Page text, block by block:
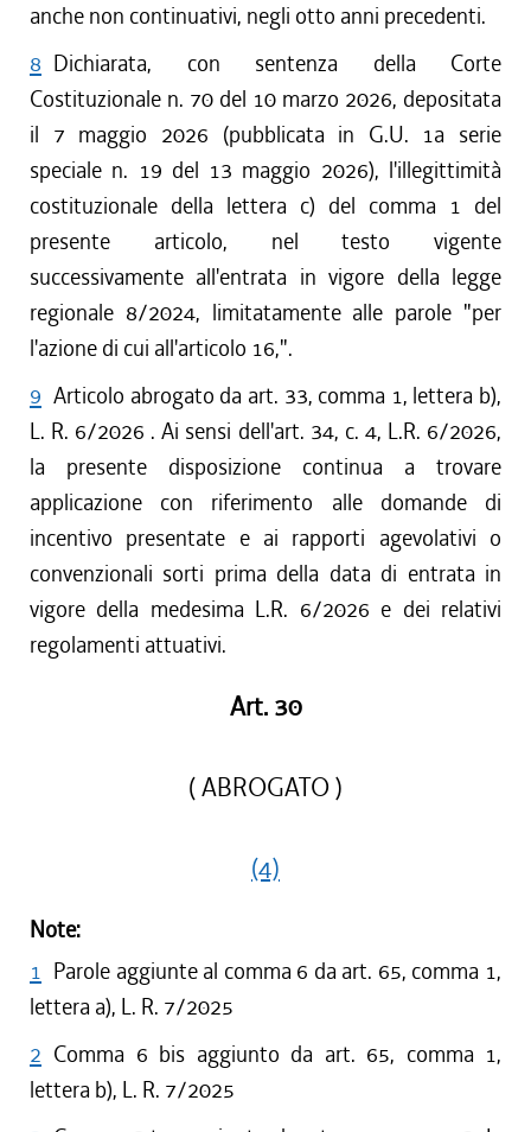
anche non continuativi, negli otto anni precedenti.
8 Dichiarata, con sentenza della Corte
Costituzionale n. 70 del 10 marzo 2026, depositata
il 7 maggio 2026 (pubblicata in G.U. 1a serie
speciale n. 19 del 13 maggio 2026), l'illegittimità
costituzionale della lettera c) del comma 1 del
presente articolo, nel testo vigente
successivamente all'entrata in vigore della legge
regionale 8/2024, limitatamente alle parole "per
l'azione di cui all'articolo 16,".
9 Articolo abrogato da art. 33, comma 1, lettera b),
L. R. 6/2026 . Ai sensi dell'art. 34, c. 4, L.R. 6/2026,
la presente disposizione continua a trovare
applicazione con riferimento alle domande di
incentivo presentate e ai rapporti agevolativi o
convenzionali sorti prima della data di entrata in
vigore della medesima L.R. 6/2026 e dei relativi
regolamenti attuativi.
Art. 30
( ABROGATO )
(4)
Note:
1 Parole aggiunte al comma 6 da art. 65, comma 1,
lettera a), L. R. 7/2025
2 Comma 6 bis aggiunto da art. 65, comma 1,
lettera b), L. R. 7/2025